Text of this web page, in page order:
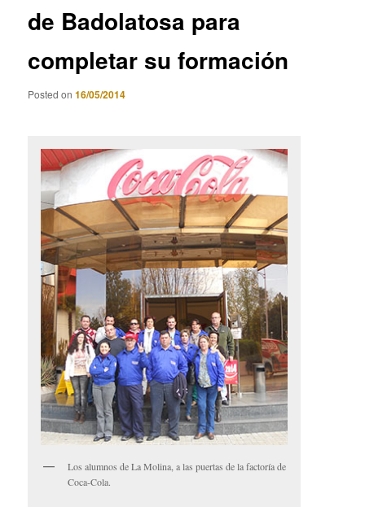
de Badolatosa para
completar su formación
Posted on16/05/2014
Los alumnos de La Molina, a las puertas de la factoría de
Coca-Cola.